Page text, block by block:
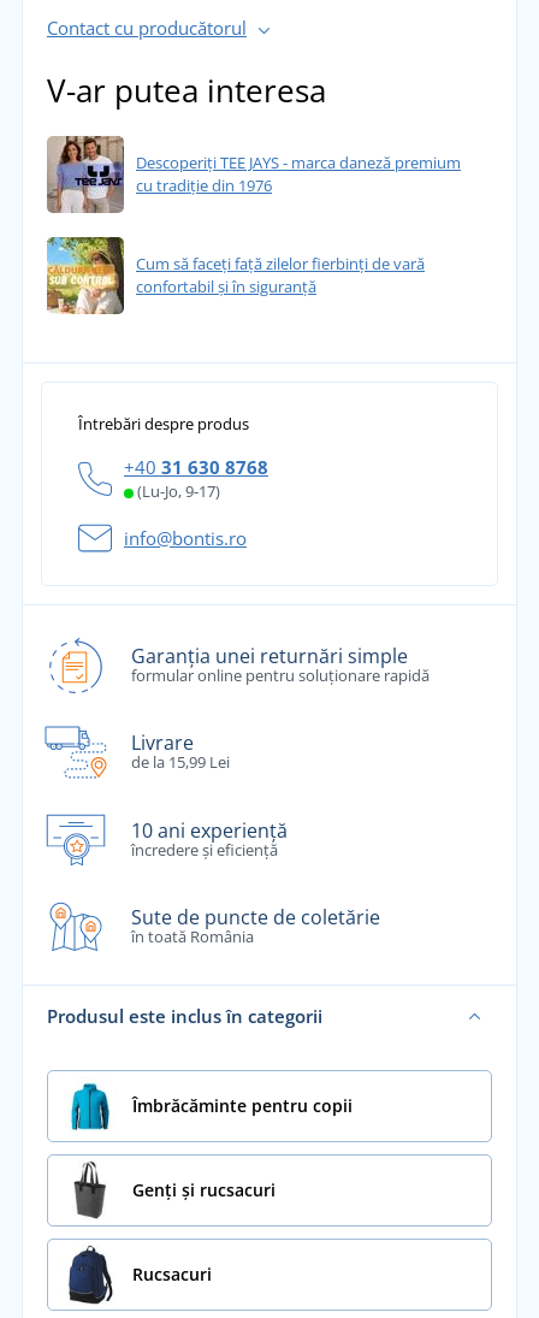
Contact cu producătorul
V-ar putea interesa
Descoperiți TEE JAYS - marca daneză premium
cu tradiție din 1976
Cum să faceți față zilelor fierbinți de vară
confortabil și în siguranță
Întrebări despre produs
+40 31 630 8768
(Lu-Jo, 9-17)
info@bontis.ro
Garanția unei returnări simple
formular online pentru soluționare rapidă
Livrare
de la 15,99 Lei
10 ani experiență
încredere și eficiență
Sute de puncte de coletărie
în toată România
Produsul este inclus în categorii
Îmbrăcăminte pentru copii
Genți și rucsacuri
Rucsacuri